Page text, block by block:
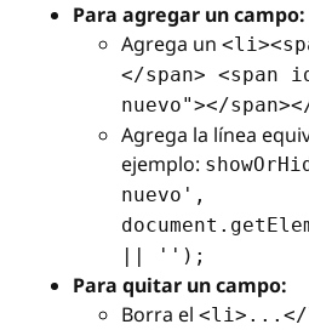
Para agregar un campo:
Agrega un
</span> <span
nuevo"></
Agrega la línea
ejemplo:
nuevo',
|| '');
Para quitar un campo:
Borra el